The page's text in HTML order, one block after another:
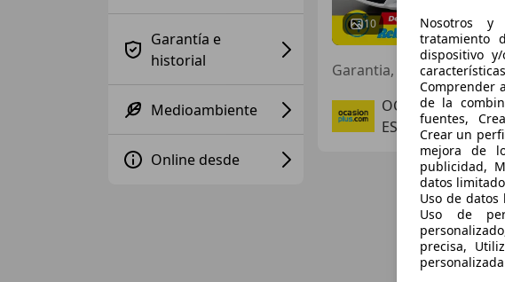
Garantía e
historial
Medioambiente
Online desde
10
OCASIONPLUS
ES-15898
Nosotros y
tratamiento
dispositivo
Comprender
de la
fuentes,
Crear un
mejora de
publicidad,
datos
Uso de datos
Uso de
precisa,
personalizada